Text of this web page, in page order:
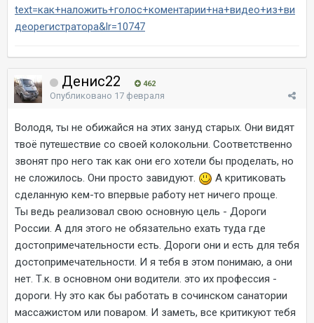
text=как+наложить+голос+коментарии+на+видео+из+ви
деорегистратора&lr=10747
Денис22 462
Опубликовано 17 февраля
Володя, ты не обижайся на этих зануд старых. Они видят
твоё путешествие со своей колокольни. Соответственно
звонят про него так как они его хотели бы проделать, но
не сложилось. Они просто завидуют.
А критиковать
сделанную кем-то впервые работу нет ничего проще.
Ты ведь реализовал свою основную цель - Дороги
России. А для этого не обязательно ехать туда где
достопримечательности есть. Дороги они и есть для тебя
достопримечательности. И я тебя в этом понимаю, а они
нет. Т.к. в основном они водители. это их профессия -
дороги. Ну это как бы работать в сочинском санатории
массажистом или поваром. И заметь, все критикуют тебя